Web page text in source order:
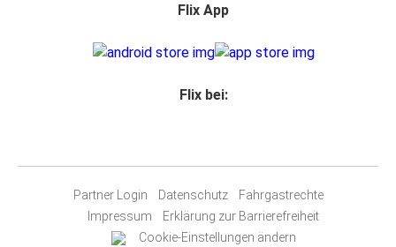
Flix App
Flix bei:
Partner Login Datenschutz
Fahrgastrechte
Impressum
Erklärung zur Barrierefreiheit
Cookie-Einstellungen ändern